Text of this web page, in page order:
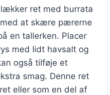
ret med burrata
at skære pærerne
en tallerken. Placer
med lidt havsalt og
også tilføje et
smag. Denne ret
eller som en del af